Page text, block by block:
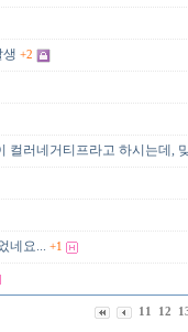
생 +2
컬러네거티프라고 하시는데,
네요... +1
11 12